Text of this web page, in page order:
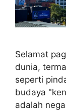
Selamat
dunia,
seperti
budaya
adalah